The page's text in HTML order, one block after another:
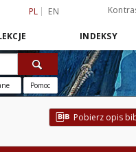
PL EN
INDEKSY
Pomoc
Pobierz opis